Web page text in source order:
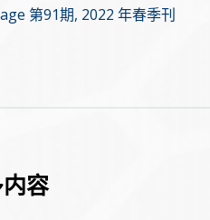
第91期, 2022 年春季刊
容